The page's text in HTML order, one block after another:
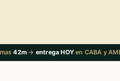
42m → entrega HOYen CABA y